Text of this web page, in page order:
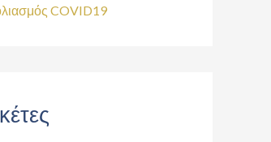
COVID19